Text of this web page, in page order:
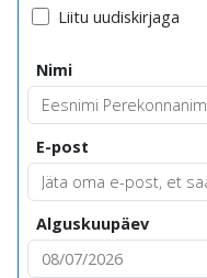
Liitu uudiskirjaga
Nimi
E-post
Alguskuupäev